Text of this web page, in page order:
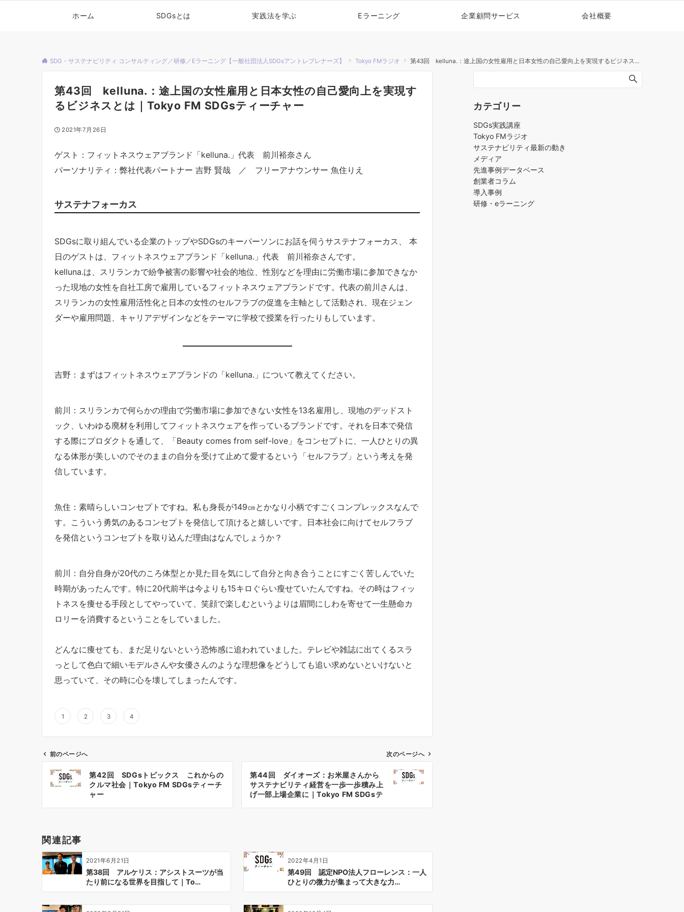
ホーム SDGsとは 実践法を学ぶ Eラーニング 企業顧問サービス 会社概要
SDG・サステナビリティ コンサルティング／研修／Eラーニング【一般社団法人SDGsアントレプレナーズ】 Tokyo FMラジオ 第43回 kelluna.：途上国の女性雇用と日本女性の自己愛向上を実現するビジネスとは｜Tokyo FM SDGsティーチャー
第43回 kelluna.：途上国の女性雇用と日本女性の自己愛向上を実現す
るビジネスとは｜Tokyo FM SDGsティーチャー
2021年7月26日
ゲスト：フィットネスウェアブランド「kelluna.」代表 前川裕奈さん
パーソナリティ：弊社代表パートナー 吉野 賢哉 ／ フリーアナウンサー 魚住りえ
サステナフォーカス
SDGsに取り組んでいる企業のトップやSDGsのキーパーソンにお話を伺うサステナフォーカス、 本
日のゲストは、フィットネスウェアブランド「kelluna.」代表 前川裕奈さんです。
kelluna.は、スリランカで紛争被害の影響や社会的地位、性別などを理由に労働市場に参加できなか
った現地の女性を自社工房で雇用しているフィットネスウェアブランドです。代表の前川さんは、
スリランカの女性雇用活性化と日本の女性のセルフラブの促進を主軸として活動され、現在ジェン
ダーや雇用問題、キャリアデザインなどをテーマに学校で授業を行ったりもしています。
吉野：まずはフィットネスウェアブランドの「kelluna.」について教えてください。
前川：スリランカで何らかの理由で労働市場に参加できない女性を13名雇用し、現地のデッドスト
ック、いわゆる廃材を利用してフィットネスウェアを作っているブランドです。それを日本で発信
する際にプロダクトを通して、「Beauty comes from self-love」をコンセプトに、一人ひとりの異
なる体形が美しいのでそのままの自分を受けて止めて愛するという「セルフラブ」という考えを発
信しています。
魚住：素晴らしいコンセプトですね。私も身長が149㎝とかなり小柄ですごくコンプレックスなんで
す。こういう勇気のあるコンセプトを発信して頂けると嬉しいです。日本社会に向けてセルフラブ
を発信というコンセプトを取り込んだ理由はなんでしょうか？
前川：自分自身が20代のころ体型とか見た目を気にして自分と向き合うことにすごく苦しんでいた
時期があったんです。特に20代前半は今よりも15キロぐらい瘦せていたんですね。その時はフィッ
トネスを痩せる手段としてやっていて、笑顔で楽しむというよりは眉間にしわを寄せて一生懸命カ
ロリーを消費するということをしていました。
どんなに痩せても、まだ足りないという恐怖感に追われていました。テレビや雑誌に出てくるスラ
っとして色白で細いモデルさんや女優さんのような理想像をどうしても追い求めないといけないと
思っていて、その時に心を壊してしまったんです。
1 2 3 4
シ
ョ
ン
前のページへ
第42回 SDGsトピックス これからの
クルマ社会｜Tokyo FM SDGsティーチ
ャー
次のページへ
第44回 ダイオーズ：お米屋さんから
サステナビリティ経営を一歩一歩積み上
げ一部上場企業に｜Tokyo FM SDGsテ
関連記事
2021年6月21日
第38回 アルケリス：アシストスーツが当
たり前になる世界を目指して｜To…
2022年4月1日
第49回 認定NPO法人フローレンス：一人
ひとりの微力が集まって大きな力…
カテゴリー
SDGs実践講座
Tokyo FMラジオ
サステナビリティ最新の動き
メディア
先進事例データベース
創業者コラム
導入事例
研修・eラーニング